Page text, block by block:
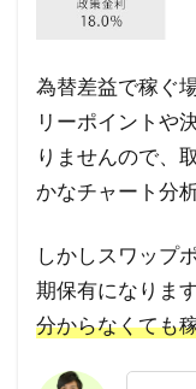
為替差益で稼ぐ
リーポイントや
りませんので、
かなチャート分
しかしスワップ
期保有になります
分からなくても